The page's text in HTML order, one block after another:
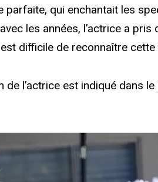
parfaite, qui enchantait les
les années, l’actrice a pris
est difficile de reconnaître
de l’actrice est indiqué dans